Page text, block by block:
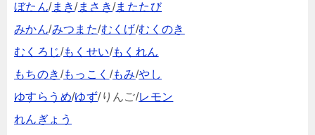
ぼたん/まき/まさき/またたび
みかん/みつまた/むくげ/むくのき
むくろじ/もくせい/もくれん
もちのき /もっこく /もみ/やし
ゆすらうめ/ゆず/りんご/レモン
れんぎょう